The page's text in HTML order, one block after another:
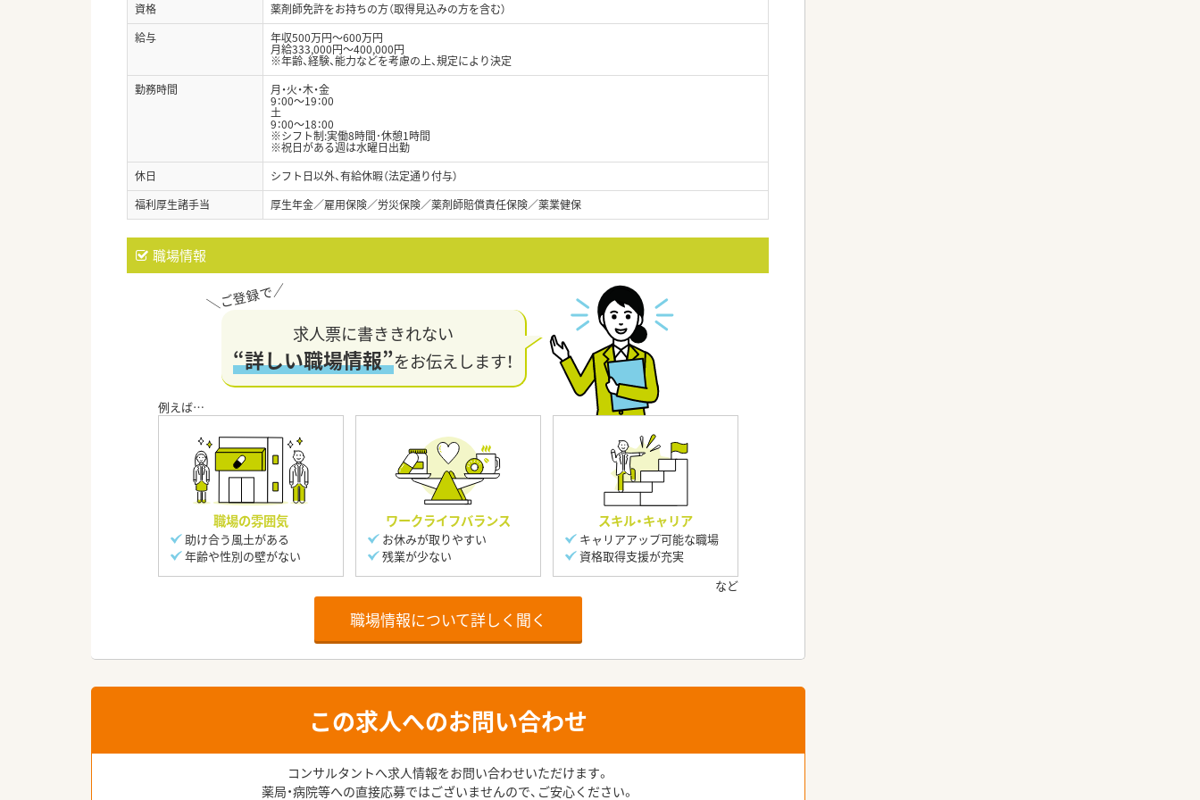
資格
薬剤師免許をお持ちの方（取得見込みの方を含む）
給与
年収500万円～600万円
月給333,000円～400,000円
※年齢、経験、能力などを考慮の上、規定により決定
勤務時間
月・火・木・金
9：00～19：00
土
9：00～18：00
※シフト制:実働8時間･休憩1時間
※祝日がある週は水曜日出勤
休日
シフト日以外、有給休暇（法定通り付与）
福利厚生諸手当
厚生年金／雇用保険／労災保険／薬剤師賠償責任保険／薬業健保
職場情報
求人票に書ききれない
“詳しい職場情報”をお伝えします！
職場の雰囲気
助け合う風土がある
年齢や性別の壁がない
ワークライフバランス
お休みが取りやすい
残業が少ない
スキル・キャリア
キャリアアップ可能な職場
資格取得支援が充実
職場情報について詳しく聞く
この求人へのお問い合わせ
コンサルタントへ求人情報をお問い合わせいただけます。
薬局・病院等への直接応募ではございませんので、ご安心ください。